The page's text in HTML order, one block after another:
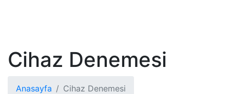
Cihaz Denemesi
Anasayfa Cihaz Denemesi